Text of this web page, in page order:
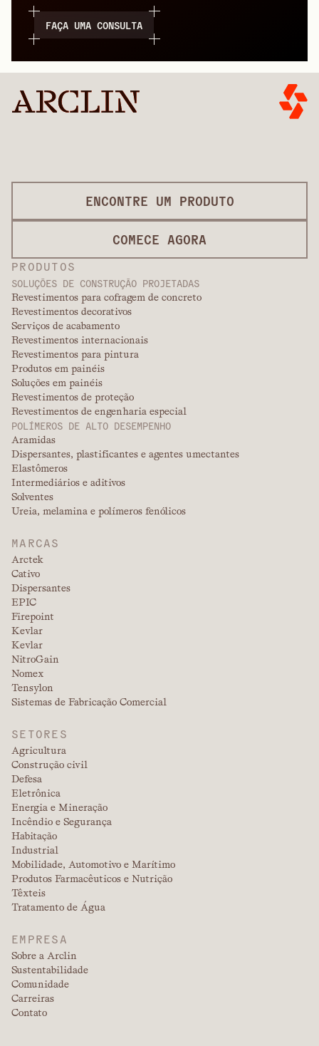
FAÇA UMA CONSULTA
PRODUTOS
SOLUÇÕES DE CONSTRUÇÃO PROJETADAS
Revestimentos para cofragem de concreto
Revestimentos decorativos
Serviços de acabamento
Revestimentos internacionais
Revestimentos para pintura
Produtos em painéis
Soluções em painéis
Revestimentos de proteção
Revestimentos de engenharia especial
POLÍMEROS DE ALTO DESEMPENHO
Aramidas
Dispersantes, plastificantes e agentes umectantes
Elastômeros
Intermediários e aditivos
Solventes
Ureia, melamina e polímeros fenólicos
MARCAS
Arctek
Cativo
Dispersantes
EPIC
Firepoint
Kevlar
Kevlar
NitroGain
Nomex
Tensylon
Sistemas de Fabricação Comercial
SETORES
Agricultura
Construção civil
Defesa
Eletrônica
Energia e Mineração
Incêndio e Segurança
Habitação
Industrial
Mobilidade, Automotivo e Marítimo
Produtos Farmacêuticos e Nutrição
Têxteis
Tratamento de Água
EMPRESA
Sobre a Arclin
Sustentabilidade
Comunidade
Carreiras
Contato
ENCONTRE UM PRODUTO
COMECE AGORA